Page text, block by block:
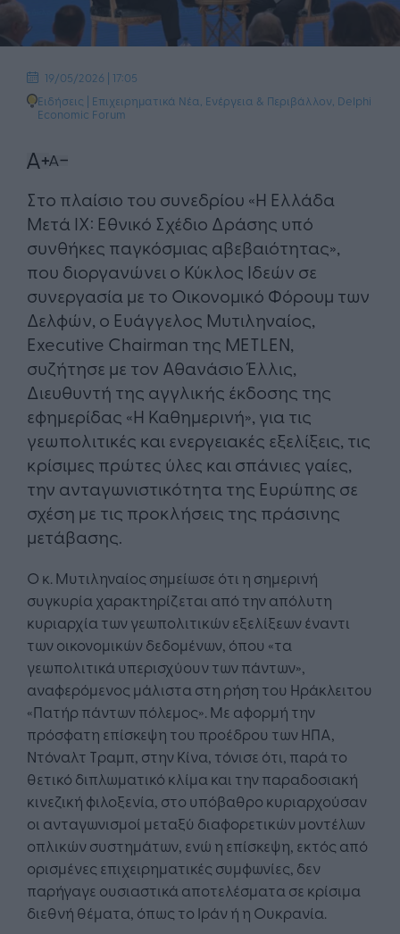
19/05/2026 | 17:05
Ειδήσεις | Επιχειρηματικά Νέα Ενέργεια & Περιβάλλον Delphi
Economic Forum
Στο πλαίσιο του συνεδρίου «Η Ελλάδα
Μετά IX: Εθνικό Σχέδιο Δράσης υπό
συνθήκες παγκόσμιας αβεβαιότητας»,
που διοργανώνει ο Κύκλος Ιδεών σε
συνεργασία με το Οικονομικό Φόρουμ των
Δελφών, ο Ευάγγελος Μυτιληναίος,
Executive Chairman της METLEN,
συζήτησε με τον Αθανάσιο Έλλις,
Διευθυντή της αγγλικής έκδοσης της
εφημερίδας «Η Καθημερινή», για τις
γεωπολιτικές και ενεργειακές εξελίξεις, τις
κρίσιμες πρώτες ύλες και σπάνιες γαίες,
την ανταγωνιστικότητα της Ευρώπης σε
σχέση με τις προκλήσεις της πράσινης
μετάβασης.
Ο κ. Μυτιληναίος σημείωσε ότι η σημερινή
συγκυρία χαρακτηρίζεται από την απόλυτη
κυριαρχία των γεωπολιτικών εξελίξεων έναντι
των οικονομικών δεδομένων, όπου «τα
γεωπολιτικά υπερισχύουν των πάντων»,
αναφερόμενος μάλιστα στη ρήση του Ηράκλειτου
«Πατήρ πάντων πόλεμος». Με αφορμή την
πρόσφατη επίσκεψη του προέδρου των ΗΠΑ,
Ντόναλτ Τραμπ, στην Κίνα, τόνισε ότι, παρά το
θετικό διπλωματικό κλίμα και την παραδοσιακή
κινεζική φιλοξενία, στο υπόβαθρο κυριαρχούσαν
οι ανταγωνισμοί μεταξύ διαφορετικών μοντέλων
οπλικών συστημάτων, ενώ η επίσκεψη, εκτός από
ορισμένες επιχειρηματικές συμφωνίες, δεν
παρήγαγε ουσιαστικά αποτελέσματα σε κρίσιμα
διεθνή θέματα, όπως το Ιράν ή η Ουκρανία.